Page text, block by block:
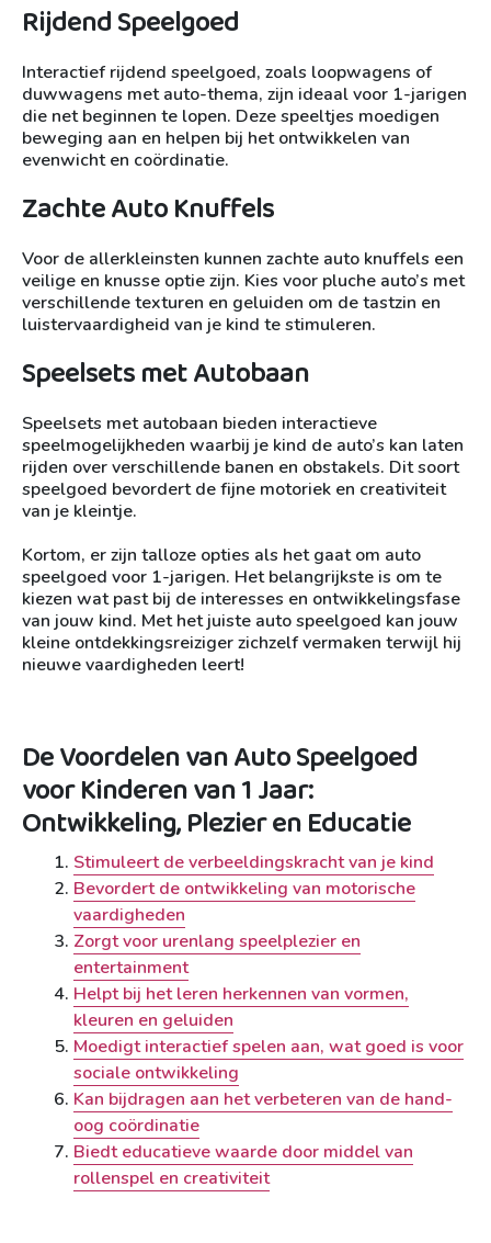
Rijdend Speelgoed
Interactief rijdend speelgoed, zoals loopwagens of
duwwagens met auto-thema, zijn ideaal voor 1-jarigen
die net beginnen te lopen. Deze speeltjes moedigen
beweging aan en helpen bij het ontwikkelen van
evenwicht en coördinatie.
Zachte Auto Knuffels
Voor de allerkleinsten kunnen zachte auto knuffels een
veilige en knusse optie zijn. Kies voor pluche auto’s met
verschillende texturen en geluiden om de tastzin en
luistervaardigheid van je kind te stimuleren.
Speelsets met Autobaan
Speelsets met autobaan bieden interactieve
speelmogelijkheden waarbij je kind de auto’s kan laten
rijden over verschillende banen en obstakels. Dit soort
speelgoed bevordert de fijne motoriek en creativiteit
van je kleintje.
Kortom, er zijn talloze opties als het gaat om auto
speelgoed voor 1-jarigen. Het belangrijkste is om te
kiezen wat past bij de interesses en ontwikkelingsfase
van jouw kind. Met het juiste auto speelgoed kan jouw
kleine ontdekkingsreiziger zichzelf vermaken terwijl hij
nieuwe vaardigheden leert!
De Voordelen van Auto Speelgoed
voor Kinderen van 1 Jaar:
Ontwikkeling, Plezier en Educatie
Stimuleert de verbeeldingskracht van je kind
Bevordert de ontwikkeling van motorische
vaardigheden
Zorgt voor urenlang speelplezier en
entertainment
Helpt bij het leren herkennen van vormen,
kleuren en geluiden
Moedigt interactief spelen aan, wat goed is voor
sociale ontwikkeling
Kan bijdragen aan het verbeteren van de hand-
oog coördinatie
Biedt educatieve waarde door middel van
rollenspel en creativiteit